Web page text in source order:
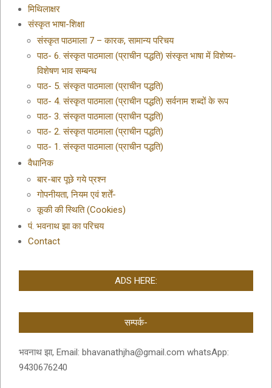
मिथिलाक्षर
संस्कृत भाषा-शिक्षा
संस्कृत पाठमाला 7 – कारक, सामान्य परिचय
पाठ- 6. संस्कृत पाठमाला (प्राचीन पद्धति) संस्कृत भाषा में विशेष्य-
विशेषण भाव सम्बन्ध
पाठ- 5. संस्कृत पाठमाला (प्राचीन पद्धति)
पाठ- 4. संस्कृत पाठमाला (प्राचीन पद्धति) सर्वनाम शब्दों के रूप
पाठ- 3. संस्कृत पाठमाला (प्राचीन पद्धति)
पाठ- 2. संस्कृत पाठमाला (प्राचीन पद्धति)
पाठ- 1. संस्कृत पाठमाला (प्राचीन पद्धति)
वैधानिक
बार-बार पूछे गये प्रश्न
गोपनीयता, नियम एवं शर्तें-
कूकी की स्थिति (Cookies)
पं. भवनाथ झा का परिचय
Contact
ADS HERE:
सम्पर्क-
भवनाथ झा, Email: bhavanathjha@gmail.com whatsApp:
9430676240